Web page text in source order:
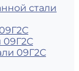
стали
09Г2С
09Г2С